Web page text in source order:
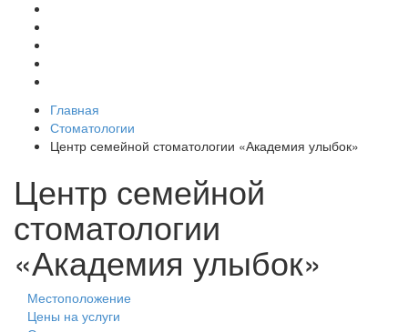
Главная
Стоматологии
Центр семейной стоматологии «Академия улыбок»
Центр семейной
стоматологии
«Академия улыбок»
Местоположение
Цены на услуги